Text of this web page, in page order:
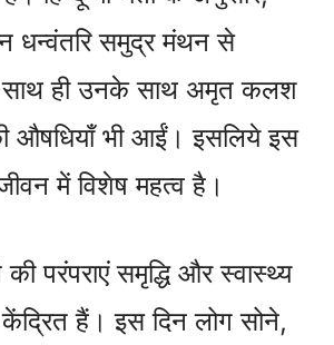
धन्वंतरि समुद्र मंथन से
ही उनके साथ अमृत कलश
औषधियाँ भी आईं। इसलिये इस
में विशेष महत्व है।
परंपराएं समृद्धि और स्वास्थ्य
हैं। इस दिन लोग सोने,